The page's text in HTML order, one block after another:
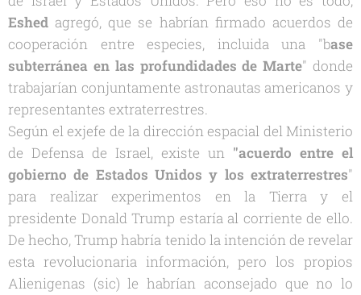
Eshed agregó, que se habrían firmado acuerdos de
cooperación entre especies, incluida una "base
subterránea en las profundidades de Marte" donde
trabajarían conjuntamente astronautas americanos y
representantes extraterrestres.
Según el exjefe de la dirección espacial del Ministerio
de Defensa de Israel, existe un "acuerdo entre el
gobierno de Estados Unidos y los extraterrestres"
para realizar experimentos en la Tierra y el
presidente Donald Trump estaría al corriente de ello.
De hecho, Trump habría tenido la intención de revelar
esta revolucionaria información, pero los propios
Alienigenas (sic) le habrían aconsejado que no lo